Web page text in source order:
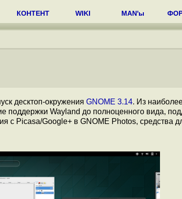
КОНТЕНТ WIKI MAN'ы
десктоп-окружения GNOME 3.14. Из
поддержки Wayland до полноценного вида,
с Picasa/Google+ в GNOME Photos, средства